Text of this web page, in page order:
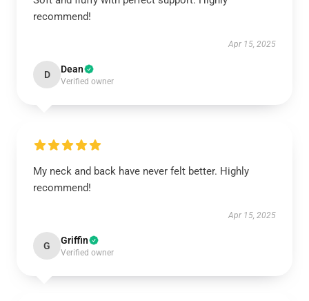
recommend!
Apr 15, 2025
D Dean
Verified owner
My neck and back have never felt better. Highly
recommend!
Apr 15, 2025
G Griffin
Verified owner